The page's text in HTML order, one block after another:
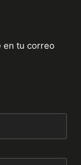
en tu correo